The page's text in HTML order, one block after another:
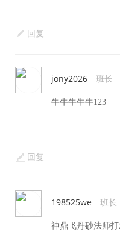
回复
jony2026 班长
牛牛牛牛牛123
回复
198525we 班长
神鼎飞丹砂法师